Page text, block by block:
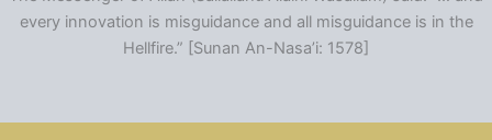
every innovation is misguidance and all misguidance is in the
Hellfire.” [Sunan An-Nasa’i: 1578]